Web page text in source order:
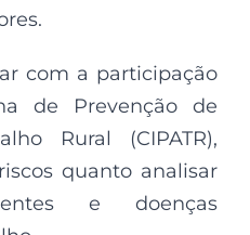
com a participação
de Prevenção de
Rural (CIPATR),
quanto analisar
e doenças